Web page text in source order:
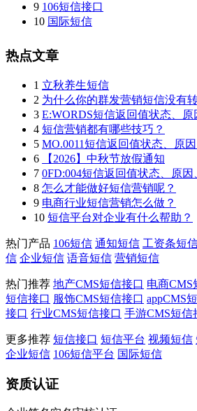
9 106短信接口
10 国际短信
热点文章
1 立秋养生短信
2 为什么你的群发营销短信没有
3 E:WORDS短信返回值状态、
4 短信营销都有哪些技巧？
5 MO.0011短信返回值状态、原
6
【2026】中秋节放假通知
7 0FD:004短信返回值状态、原
8 怎么才能做好短信营销呢？
9 电商行业短信营销怎么做？
10 短信平台对企业有什么帮助？
热门产品 106短信 通知短信 工资条短
信 企业短信 语音短信 营销短信
热门推荐 地产CMS短信接口 电商CMS
短信接口 服饰CMS短信接口 appCMS
接口 行业CMS短信接口 手游CMS短信
更多推荐 短信接口 短信平台 视频短信
企业短信 106短信平台 国际短信
资质认证